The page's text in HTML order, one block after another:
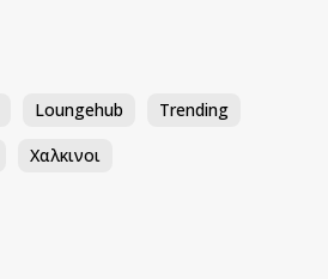
Loungehub
Trending
Χαλκινοι